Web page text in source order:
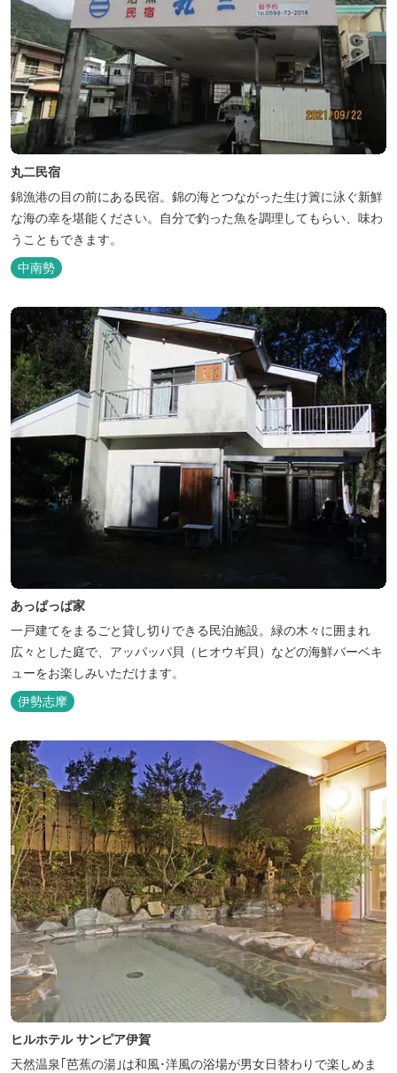
丸二民宿
錦漁港の目の前にある民宿。錦の海とつながった生け簀に泳ぐ新鮮
な海の幸を堪能ください。自分で釣った魚を調理してもらい、味わ
うこともできます。
中南勢
あっぱっぱ家
一戸建てをまるごと貸し切りできる民泊施設。緑の木々に囲まれ
広々とした庭で、アッパッパ貝（ヒオウギ貝）などの海鮮バーベキ
ューをお楽しみいただけます。
伊勢志摩
ヒルホテル サンピア伊賀
天然温泉｢芭蕉の湯｣は和風･洋風の浴場が男女日替わりで楽しめま